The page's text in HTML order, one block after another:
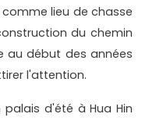
lieu de chasse
du chemin
au début des années
l'attention.
d'été à Hua Hin